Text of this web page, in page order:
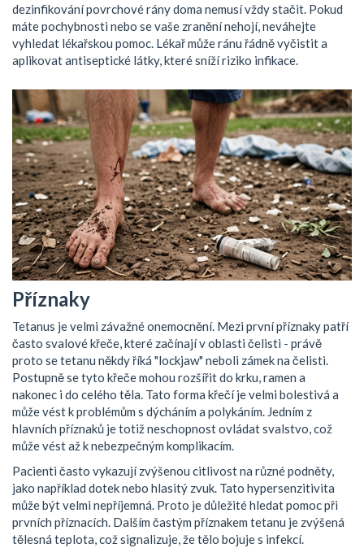
dezinfikování povrchové rány doma nemusí vždy stačit. Pokud
máte pochybnosti nebo se vaše zranění nehojí, neváhejte
vyhledat lékařskou pomoc. Lékař může ránu řádně vyčistit a
aplikovat antiseptické látky, které sníží riziko infikace.
Příznaky
Tetanus je velmi závažné onemocnění. Mezi první příznaky patří
často svalové křeče, které začínají v oblasti čelisti - právě
proto se tetanu někdy říká "lockjaw" neboli zámek na čelisti.
Postupně se tyto křeče mohou rozšířit do krku, ramen a
nakonec i do celého těla. Tato forma křečí je velmi bolestivá a
může vést k problémům s dýcháním a polykáním. Jedním z
hlavních příznaků je totiž neschopnost ovládat svalstvo, což
může vést až k nebezpečným komplikacím.
Pacienti často vykazují zvýšenou citlivost na různé podněty,
jako například dotek nebo hlasitý zvuk. Tato hypersenzitivita
může být velmi nepříjemná. Proto je důležité hledat pomoc při
prvních příznacích. Dalším častým příznakem tetanu je zvýšená
tělesná teplota, což signalizuje, že tělo bojuje s infekcí.